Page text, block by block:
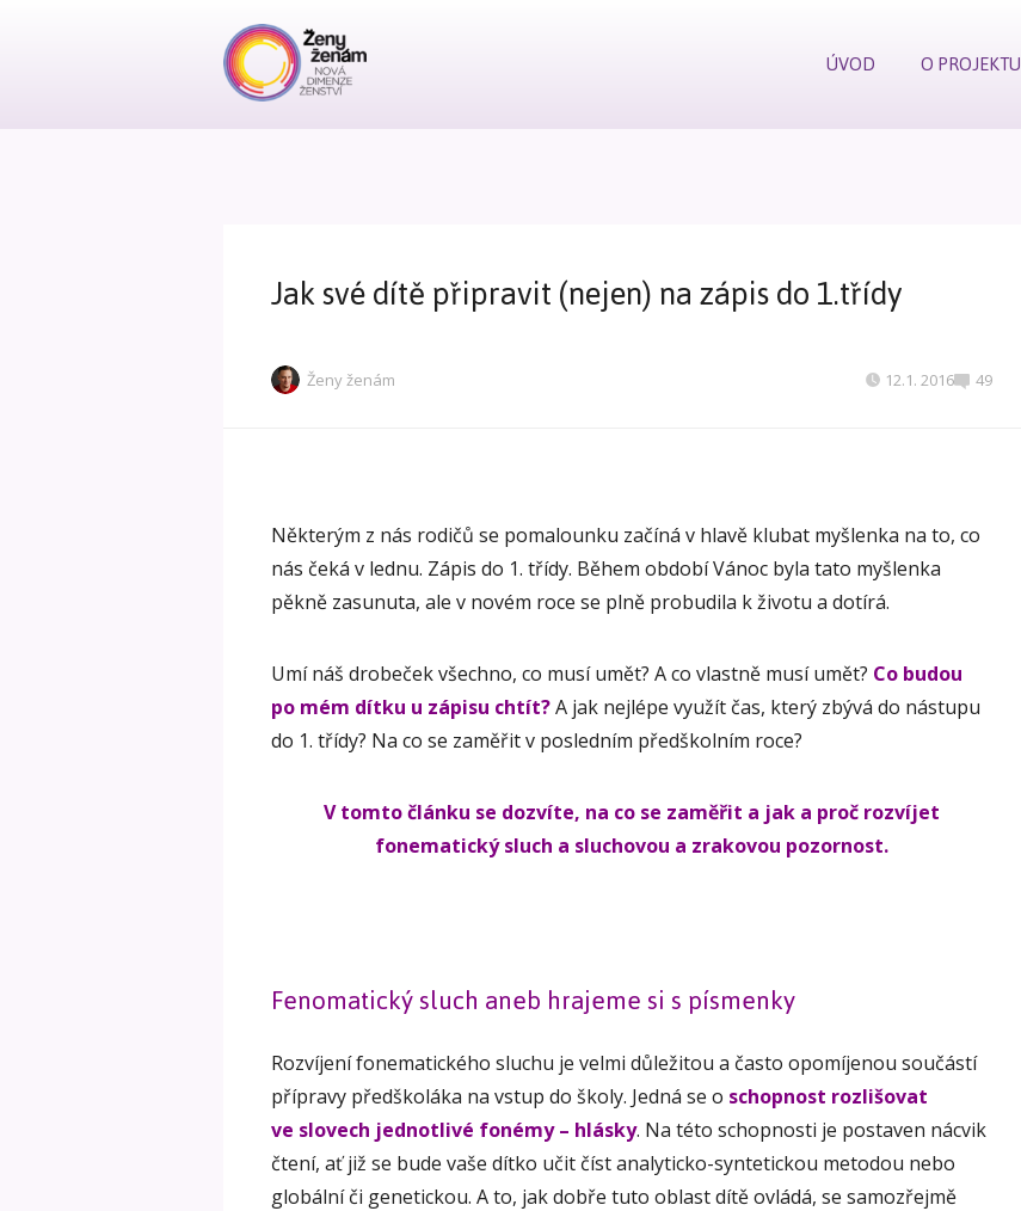
ÚVOD O PROJEKTU
Jak své dítě připravit (nejen) na zápis do 1.třídy
Ženy ženám 12.1. 2016 49
Některým z nás rodičů se pomalounku začíná v hlavě klubat myšlenka na to, co
nás čeká v lednu. Zápis do 1. třídy. Během období Vánoc byla tato myšlenka
pěkně zasunuta, ale v novém roce se plně probudila k životu a dotírá.
Umí náš drobeček všechno, co musí umět? A co vlastně musí umět? Co budou
po mém dítku u zápisu chtít?A jak nejlépe využít čas, který zbývá do nástupu
do 1. třídy? Na co se zaměřit v posledním předškolním roce?
V tomto článku se dozvíte, na co se zaměřit a jak a proč rozvíjet
fonematický sluch a sluchovou a zrakovou pozornost.
Fenomatický sluch aneb hrajeme si s písmenky
Rozvíjení fonematického sluchu je velmi důležitou a často opomíjenou součástí
přípravy předškoláka na vstup do školy. Jedná se o schopnost rozlišovat
ve slovech jednotlivé fonémy – hlásky. Na této schopnosti je postaven nácvik
čtení, ať již se bude vaše dítko učit číst analyticko-syntetickou metodou nebo
globální či genetickou. A to, jak dobře tuto oblast dítě ovládá, se samozřejmě